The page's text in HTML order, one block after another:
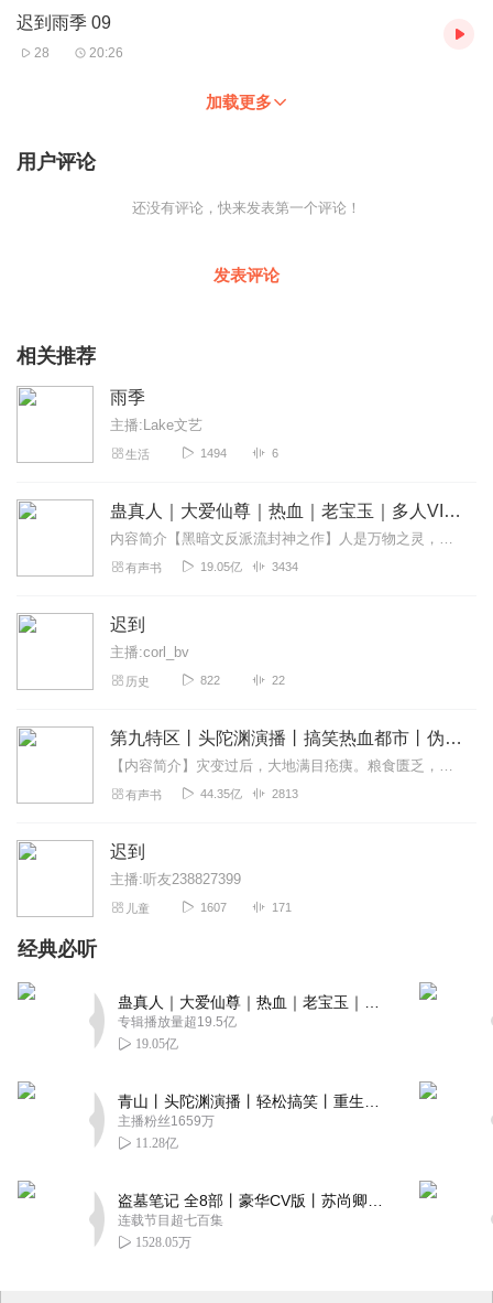
迟到雨季 09
28 20:26
加载更多
用户评论
还没有评论，快来发表第一个评论！
发表评论
相关推荐
雨季
主播:Lake文艺
生活 1494 6
蛊真人｜大爱仙尊｜热血｜老宝玉｜多人VIP免费有声剧
内容简介【黑暗文反派流封神之作】人是万物之灵，蛊是天地真精。一个穿越者不断重生的故事。一个养蛊、炼蛊、用蛊的奇特世界。配音组（男角色）老宝玉旁白...
有声书 19.05亿 3434
迟到
主播:corl_bv
历史 822 22
第九特区丨头陀渊演播丨搞笑热血都市丨伪戒丨VIP免费多人有声剧
【内容简介】灾变过后，大地满目疮痍。粮食匮乏，资源紧俏，局势混乱……一位从待规划区杀出来的青年，背对着漫天黄沙，孤身来到九区谋生，却不曾想偶然结识三五好友，一念...
有声书 44.35亿 2813
迟到
主播:听友238827399
儿童 1607 171
经典必听
专辑播放量超19.5亿
19.05亿
主播粉丝1659万
11.28亿
连载节目超七百集
1528.05万